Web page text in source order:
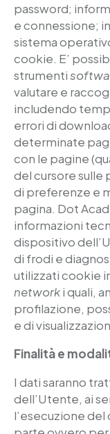
password;
e connessione;
sistema
cookie. E’
strumenti
valutare e
includendo
errori di
determinate
con le pagine
del cursore sulle
di preferenze e
pagina. Dot
informazioni
dispositivo
di frodi e
utilizzati cookie
networki quali,
profilazione,
e di
Finalità e
I dati saranno
dell’Utente, ai
l’esecuzione